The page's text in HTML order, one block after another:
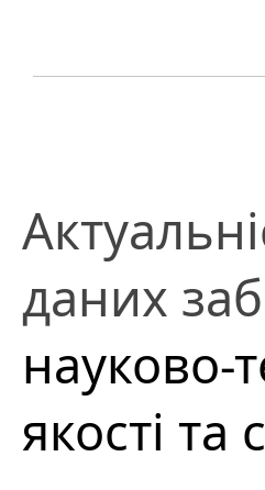
даних
науково-
якості та